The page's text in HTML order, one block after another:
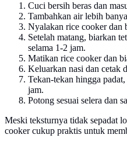
Cuci bersih beras dan
Tambahkan air lebih
Nyalakan rice cooker dan
Setelah matang, biarkan
selama 1-2 jam.
Matikan rice cooker dan
Keluarkan nasi dan cetak
Tekan-tekan hingga
jam.
Potong sesuai selera dan
Meski teksturnya tidak sepadat
cooker cukup praktis untuk